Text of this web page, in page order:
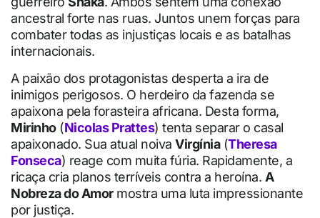
ancestral forte nas ruas. Juntos unem forças para
combater todas as injustiças locais e as batalhas
internacionais.
A paixão dos protagonistas desperta a ira de
inimigos perigosos. O herdeiro da fazenda se
apaixona pela forasteira africana. Desta forma,
Mirinho(Nicolas Prattes) tenta separar o casal
apaixonado. Sua atual noiva Virgínia(Theresa
Fonseca) reage com muita fúria. Rapidamente, a
ricaça cria planos terríveis contra a heroína. A
Nobreza do Amormostra uma luta impressionante
por justiça.